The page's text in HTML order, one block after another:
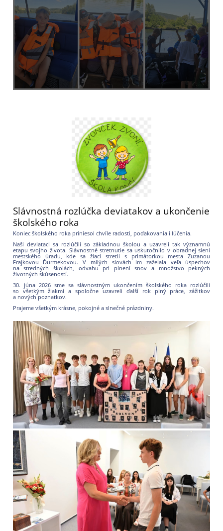
Slávnostná rozlúčka deviatakov a ukončenie
školského roka
Koniec školského roka priniesol chvíle radosti, poďakovania i lúčenia.
Naši deviataci sa rozlúčili so základnou školou a uzavreli tak významnú
etapu svojho života. Slávnostné stretnutie sa uskutočnilo v obradnej sieni
mestského úradu, kde sa žiaci stretli s primátorkou mesta Zuzanou
Frajkovou Ďurmekovou. V milých slovách im zaželala veľa úspechov
na stredných školách, odvahu pri plnení snov a množstvo pekných
životných skúseností.
30. júna 2026 sme sa slávnostným ukončením školského roka rozlúčili
so všetkým žiakmi a spoločne uzavreli ďalší rok plný práce, zážitkov
a nových poznatkov.
Prajeme všetkým krásne, pokojné a slnečné prázdniny.